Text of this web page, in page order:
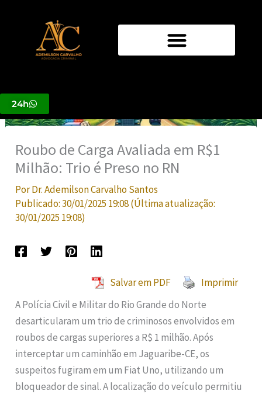
conteúdo
24h
Roubo de Carga Avaliada em R$1
Milhão: Trio é Preso no RN
PorDr. Ademilson Carvalho Santos
Publicado:30/01/2025 19:08(Última atualização:
30/01/2025 19:08)
Salvar em PDF
Imprimir
A Polícia Civil e Militar do Rio Grande do Norte
desarticularam um trio de criminosos envolvidos em
roubos de cargas superiores a R$ 1 milhão. Após
interceptar um caminhão em Jaguaribe-CE, os
suspeitos fugiram em um Fiat Uno, utilizando um
bloqueador de sinal. A localização do veículo permitiu